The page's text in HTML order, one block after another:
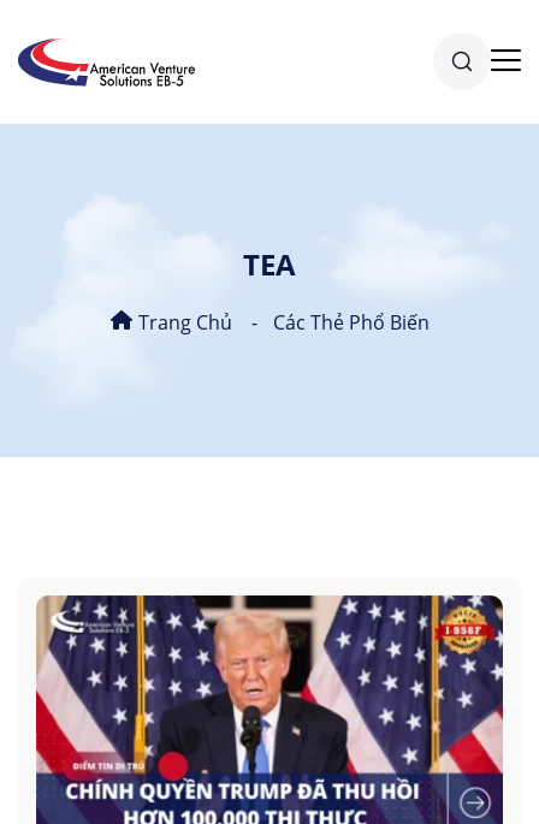
TEA
Trang Chủ Các Thẻ Phổ Biến